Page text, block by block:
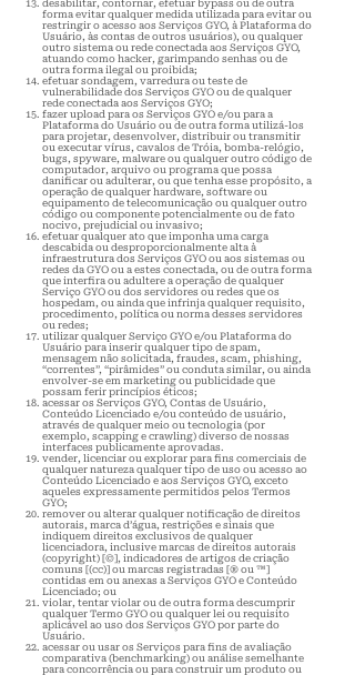
desabilitar, contornar, efetuar bypass ou de outra
forma evitar qualquer medida utilizada para evitar ou
restringir o acesso aos Serviços GYO, à Plataforma do
Usuário, às contas de outros usuários), ou qualquer
outro sistema ou rede conectada aos Serviços GYO,
atuando como hacker, garimpando senhas ou de
outra forma ilegal ou proibida;
efetuar sondagem, varredura ou teste de
vulnerabilidade dos Serviços GYO ou de qualquer
rede conectada aos Serviços GYO;
fazer upload para os Serviços GYO e/ou para a
Plataforma do Usuário ou de outra forma utilizá-los
para projetar, desenvolver, distribuir ou transmitir
ou executar vírus, cavalos de Tróia, bomba-relógio,
bugs, spyware, malware ou qualquer outro código de
computador, arquivo ou programa que possa
danificar ou adulterar, ou que tenha esse propósito, a
operação de qualquer hardware, software ou
equipamento de telecomunicação ou qualquer outro
código ou componente potencialmente ou de fato
nocivo, prejudicial ou invasivo;
efetuar qualquer ato que imponha uma carga
descabida ou desproporcionalmente alta à
infraestrutura dos Serviços GYO ou aos sistemas ou
redes da GYO ou a estes conectada, ou de outra forma
que interfira ou adultere a operação de qualquer
Serviço GYO ou dos servidores ou redes que os
hospedam, ou ainda que infrinja qualquer requisito,
procedimento, política ou norma desses servidores
ou redes;
utilizar qualquer Serviço GYO e/ou Plataforma do
Usuário para inserir qualquer tipo de spam,
mensagem não solicitada, fraudes, scam, phishing,
“correntes”, “pirâmides” ou conduta similar, ou ainda
envolver-se em marketing ou publicidade que
possam ferir princípios éticos;
acessar os Serviços GYO, Contas de Usuário,
Conteúdo Licenciado e/ou conteúdo de usuário,
através de qualquer meio ou tecnologia (por
exemplo, scapping e crawling) diverso de nossas
interfaces publicamente aprovadas.
vender, licenciar ou explorar para fins comerciais de
qualquer natureza qualquer tipo de uso ou acesso ao
Conteúdo Licenciado e aos Serviços GYO, exceto
aqueles expressamente permitidos pelos Termos
GYO;
remover ou alterar qualquer notificação de direitos
autorais, marca d’água, restrições e sinais que
indiquem direitos exclusivos de qualquer
licenciadora, inclusive marcas de direitos autorais
(copyright) [©], indicadores de artigos de criação
comuns [(cc)] ou marcas registradas [® ou ™]
contidas em ou anexas a Serviços GYO e Conteúdo
Licenciado; ou
violar, tentar violar ou de outra forma descumprir
qualquer Termo GYO ou qualquer lei ou requisito
aplicável ao uso dos Serviços GYO por parte do
Usuário.
acessar ou usar os Serviços para fins de avaliação
comparativa (benchmarking) ou análise semelhante
para concorrência ou para construir um produto ou